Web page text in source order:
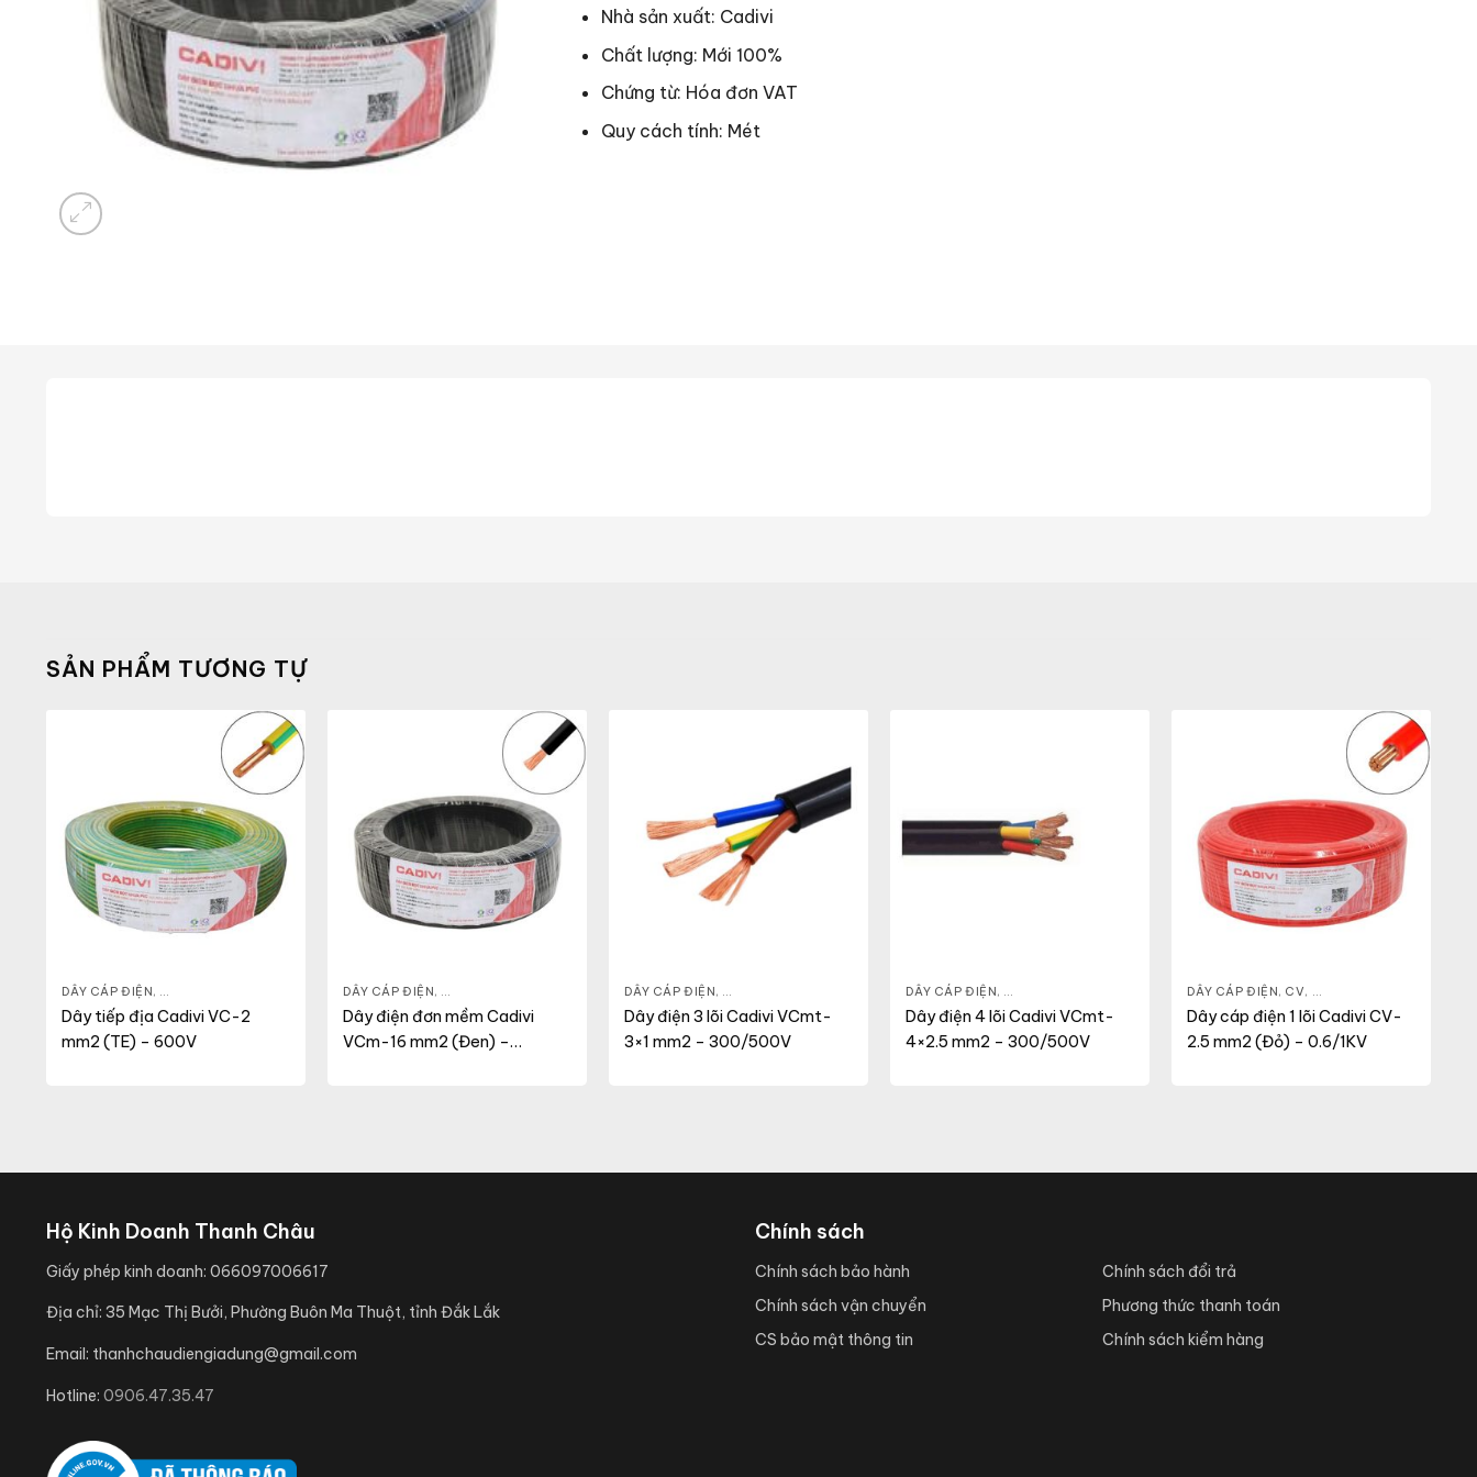
Nhà sản xuất: Cadivi
Chất lượng: Mới 100%
Chứng từ: Hóa đơn VAT
Quy cách tính: Mét
SẢN PHẨM TƯƠNG TỰ
DÂY CÁP ĐIỆN,
Dây tiếp địa Cadivi VC-2
mm2 (TE) – 600V
DÂY CÁP ĐIỆN,
Dây điện đơn mềm Cadivi
VCm-16 mm2 (Đen) –
DÂY CÁP ĐIỆN,
Dây điện 3 lõi Cadivi VCmt-
3×1 mm2 – 300/500V
DÂY CÁP ĐIỆN,
Dây điện 4 lõi Cadivi VCmt-
4×2.5 mm2 – 300/500V
DÂY CÁP ĐIỆN, CV,
Dây cáp điện 1 lõi Cadivi CV-
2.5 mm2 (Đỏ) – 0.6/1KV
Hộ Kinh Doanh Thanh Châu
Giấy phép kinh doanh: 066097006617
Địa chỉ: 35 Mạc Thị Bưởi, Phường Buôn Ma Thuột, tỉnh Đắk Lắk
Email: thanhchaudiengiadung@gmail.com
Hotline: 0906.47.35.47
Chính sách
Chính sách bảo hành
Chính sách vận chuyển
CS bảo mật thông tin
Chính sách đổi trả
Phương thức thanh toán
Chính sách kiểm hàng